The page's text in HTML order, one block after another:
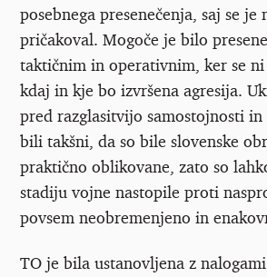
posebnega presenečenja, saj se je
pričakoval. Mogoče je bilo
taktičnim in operativnim, ker se
kdaj in kje bo izvršena agresija.
pred razglasitvijo samostojnosti in
bili takšni, da so bile slovenske
praktično oblikovane, zato so
stadiju vojne nastopile proti
povsem neobremenjeno in
TO je bila ustanovljena z